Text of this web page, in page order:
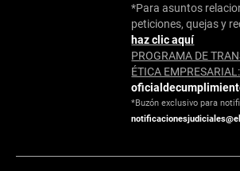
*Para asuntos
peticiones, quejas y
haz clic aquí
PROGRAMA DE
ÉTICA EMPRESARIAL:
*Buzón exclusivo para